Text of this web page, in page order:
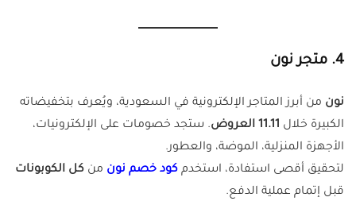
4. متجر نون
نون من أبرز المتاجر الإلكترونية في السعودية، ويُعرف بتخفيضاته
الكبيرة خلال 11.11 العروض
. ستجد خصومات على الإلكترونيات،
الأجهزة المنزلية، الموضة، والعطور.
لتحقيق أقصى استفادة، استخدم كود خصم نون من كل الكوبونات
قبل إتمام عملية الدفع.